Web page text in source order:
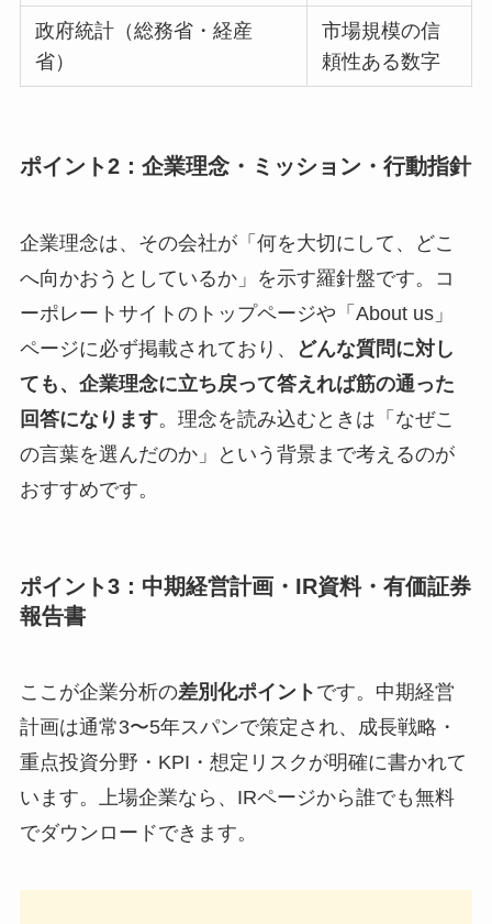
政府統計（総務省・経産
省）
市場規模の信
頼性ある数字
ポイント2：企業理念・ミッション・行動指針
企業理念は、その会社が「何を大切にして、どこ
へ向かおうとしているか」を示す羅針盤です。コ
ーポレートサイトのトップページや「About us」
ページに必ず掲載されており、
どんな質問に対し
ても、企業理念に立ち戻って答えれば筋の通った
回答になります。理念を読み込むときは「なぜこ
の言葉を選んだのか」という背景まで考えるのが
おすすめです。
ポイント3：中期経営計画・IR資料・有価証券
報告書
ここが企業分析の差別化ポイント です。中期経営
計画は通常3〜5年スパンで策定され、成長戦略・
重点投資分野・KPI・想定リスクが明確に書かれて
います。上場企業なら、IRページから誰でも無料
でダウンロードできます。